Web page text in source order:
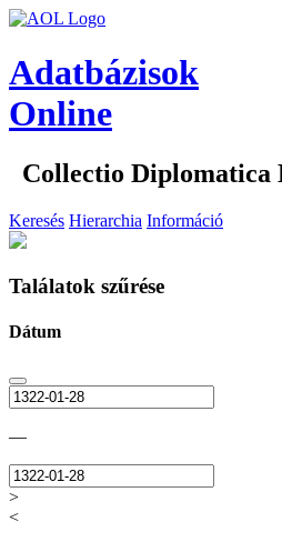
Adatbázisok
Online
Collectio Diplomatica
Keresés Hierarchia Információ
Találatok szűrése
Dátum
—
>
<